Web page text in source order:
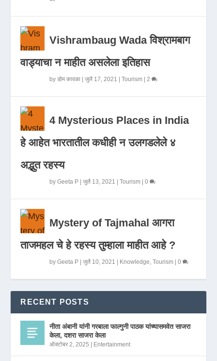
Vishrambaug Wada विश्रामबाग
वाड्याचा न माहीत असलेला इतिहास
byडोम कावळा |जुलै 17, 2021 |Tourism | 2
4 Mysterious Places in India
हे आहेत भारतातील कधीही न उलगडलेले ४
अद्भुत रहस्य
byGeeta P |जुलै 13, 2021 |Tourism |0
Mystery of Tajmahal आगरा
ताजमहल चे हे रहस्य तुम्हाला माहीत आहे ?
byGeeta P |जुलै 10, 2021 | Knowledge ,Tourism |0
RECENT POSTS
नीता अंबानी यांनी गरबाला फाल्गुनी पाठक यांच्यासमवेत साजरा
केला, दशरा साजरा केला
ऑक्टोबर 2, 2025 | Entertainment